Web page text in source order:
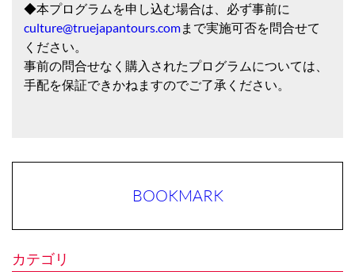
◆本プログラムを申し込む場合は、必ず事前に
culture@truejapantours.comまで実施可否を問合せて
ください。
事前の問合せなく購入されたプログラムについては、
手配を保証できかねますのでご了承ください。
BOOKMARK
カテゴリ